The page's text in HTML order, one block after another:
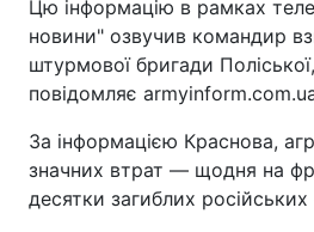
Цю інформацію в рамках
новини" озвучив командир
штурмової бригади
повідомляє
За інформацією Краснова,
значних втрат — щодня на
десятки загиблих російських